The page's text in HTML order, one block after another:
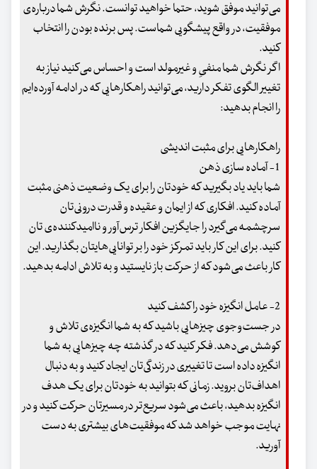
می‌توانید موفق شوید، حتما خواهید توانست. نگرش شما درباره‌ی
موفقیت، در واقع پیشگویی شماست. پس برنده بودن را انتخاب
کنید.
اگر نگرش شما منفیِ و غیرمولد است و احساس می‌کنید نیاز به
تغییر الگوی تفکر دارید، می‌توانید راهکارهایی که در ادامه آورده‌ایم
را انجام بدهید:
راهکارهایی برای مثبت اندیشی
1- آماده سازی ذهن
شما باید یاد بگیرید که خودتان را برای یک وضعیت ذهنی مثبت
آماده کنید. افکاری که از ایمان و عقیده و قدرت درونی‌تان
سرچشمه می‌گیرد را جایگزین افکار ترس‌آور و ناامیدکننده‌ی تان
کنید. برای این کار باید تمرکز خود را بر توانایی‌هایتان بگذارید. این
کار باعث می‌شود که از حرکت باز نایستید و به تلاش ادامه بدهید.
2- عامل انگیزه خود را کشف کنید
در جست‌وجوی چیزهایی باشید که به شما انگیزه‌ی تلاش و
کوشش می‌دهد. فکر کنید که در گذشته چه چیزهایی به شما
انگیزه داده است تا تغییری در زندگی‌تان ایجاد کنید و به دنبال
اهداف‌تان بروید. زمانی که بتوانید به خودتان برای یک هدف
انگیزه بدهید، باعث می‌شود سریع‌تر در مسیرتان حرکت کنید و در
نهایت موجب خواهد شد که موفقیت‌های بیشتری به دست
آورید.